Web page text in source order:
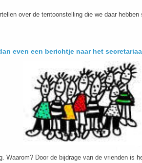
over de tentoonstelling die we daar hebben
even een berichtje naar het
Door de bijdrage van de vrienden